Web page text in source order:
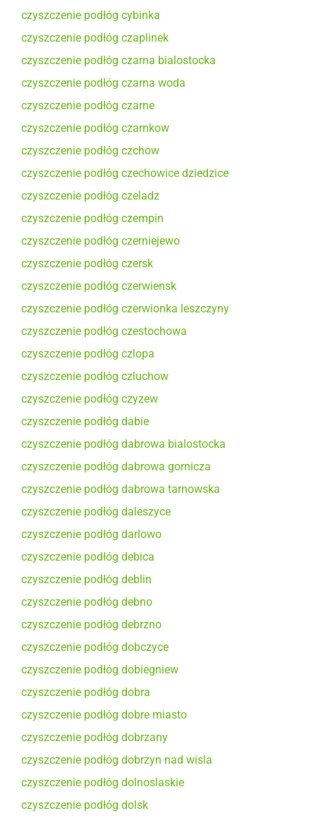
czyszczenie podłóg cybinka
czyszczenie podłóg czaplinek
czyszczenie podłóg czarna bialostocka
czyszczenie podłóg czarna woda
czyszczenie podłóg czarne
czyszczenie podłóg czarnkow
czyszczenie podłóg czchow
czyszczenie podłóg czechowice dziedzice
czyszczenie podłóg czeladz
czyszczenie podłóg czempin
czyszczenie podłóg czerniejewo
czyszczenie podłóg czersk
czyszczenie podłóg czerwiensk
czyszczenie podłóg czerwionka leszczyny
czyszczenie podłóg czestochowa
czyszczenie podłóg czlopa
czyszczenie podłóg czluchow
czyszczenie podłóg czyzew
czyszczenie podłóg dabie
czyszczenie podłóg dabrowa bialostocka
czyszczenie podłóg dabrowa gornicza
czyszczenie podłóg dabrowa tarnowska
czyszczenie podłóg daleszyce
czyszczenie podłóg darlowo
czyszczenie podłóg debica
czyszczenie podłóg deblin
czyszczenie podłóg debno
czyszczenie podłóg debrzno
czyszczenie podłóg dobczyce
czyszczenie podłóg dobiegniew
czyszczenie podłóg dobra
czyszczenie podłóg dobre miasto
czyszczenie podłóg dobrzany
czyszczenie podłóg dobrzyn nad wisla
czyszczenie podłóg dolnoslaskie
czyszczenie podłóg dolsk